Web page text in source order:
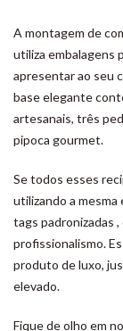
A montagem de
utiliza embalagens
apresentar ao seu
base elegante
artesanais, três
pipoca gourmet.
Se todos esses
utilizando a mesma
tags padronizadas
profissionalismo.
produto de luxo,
elevado.
Fique de olho em